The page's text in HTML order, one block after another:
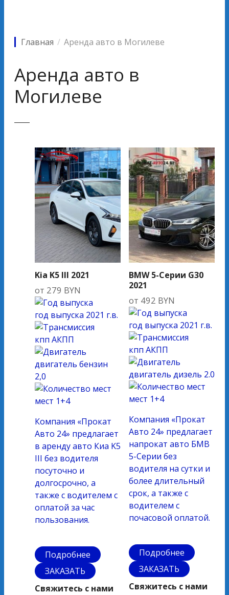
Главная Аренда авто в Могилеве
Аренда авто в
Могилеве
Kia K5 III 2021
от 279 BYN
год выпуска 2021 г.в.
кпп АКПП
двигатель бензин
2,0
мест 1+4
Компания «Прокат
Авто 24» предлагает
в аренду авто Киа K5
III без водителя
посуточно и
долгосрочно, а
также с водителем с
оплатой за час
пользования.
Подробнее
ЗАКАЗАТЬ
Свяжитесь с нами
BMW 5-Серии G30
2021
от 492 BYN
год выпуска 2021 г.в.
кпп АКПП
двигатель дизель 2.0
мест 1+4
Компания «Прокат
Авто 24» предлагает
напрокат авто БМВ
5-Серии без
водителя на сутки и
более длительный
срок, а также с
водителем с
почасовой оплатой.
Подробнее
ЗАКАЗАТЬ
Свяжитесь с нами